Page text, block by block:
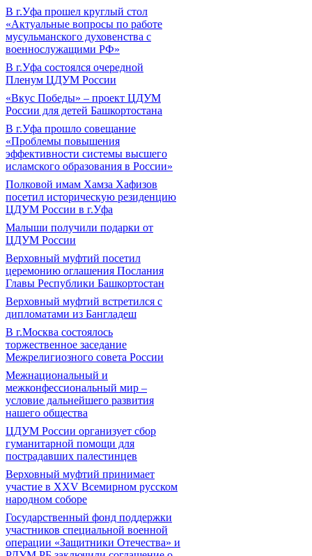
В г.Уфа прошел круглый стол
«Актуальные вопросы по работе
мусульманского духовенства с
военнослужащими РФ»
В г.Уфа состоялся очередной
Пленум ЦДУМ России
«Вкус Победы» – проект ЦДУМ
России для детей Башкортостана
В г.Уфа прошло совещание
«Проблемы повышения
эффективности системы высшего
исламского образования в России»
Полковой имам Хамза Хафизов
посетил историческую резиденцию
ЦДУМ России в г.Уфа
Малыши получили подарки от
ЦДУМ России
Верховный муфтий посетил
церемонию оглашения Послания
Главы Республики Башкортостан
Верховный муфтий встретился с
дипломатами из Бангладеш
В г.Москва состоялось
торжественное заседание
Межрелигиозного совета России
Межнациональный и
межконфессиональный мир –
условие дальнейшего развития
нашего общества
ЦДУМ России организует сбор
гуманитарной помощи для
пострадавших палестинцев
Верховный муфтий принимает
участие в XXV Всемирном русском
народном соборе
Государственный фонд поддержки
участников специальной военной
операции «Защитники Отечества» и